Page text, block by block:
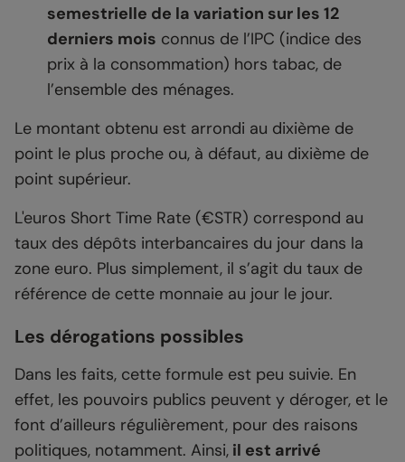
semestrielle de la variation sur les 12
derniers mois connus de l’IPC (indice des
prix à la consommation) hors tabac, de
l’ensemble des ménages.
Le montant obtenu est arrondi au dixième de
point le plus proche ou, à défaut, au dixième de
point supérieur.
L'euros Short Time Rate (€STR) correspond au
taux des dépôts interbancaires du jour dans la
zone euro. Plus simplement, il s’agit du taux de
référence de cette monnaie au jour le jour.
Les dérogations possibles
Dans les faits, cette formule est peu suivie. En
effet, les pouvoirs publics peuvent y déroger, et le
font d’ailleurs régulièrement, pour des raisons
politiques, notamment. Ainsi, il est arrivé